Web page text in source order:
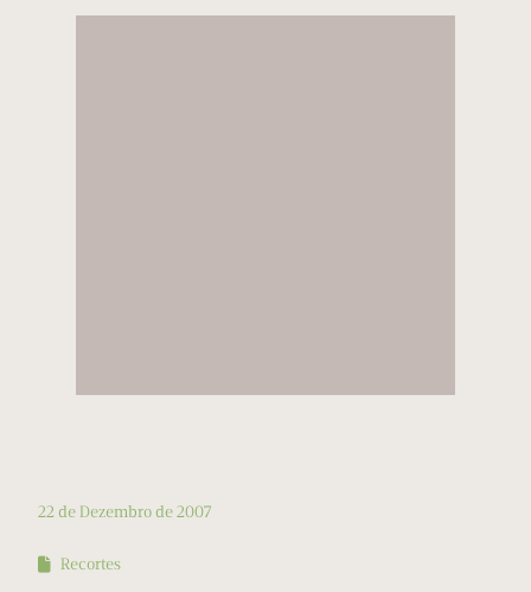
22 de Dezembro de 2007
Recortes